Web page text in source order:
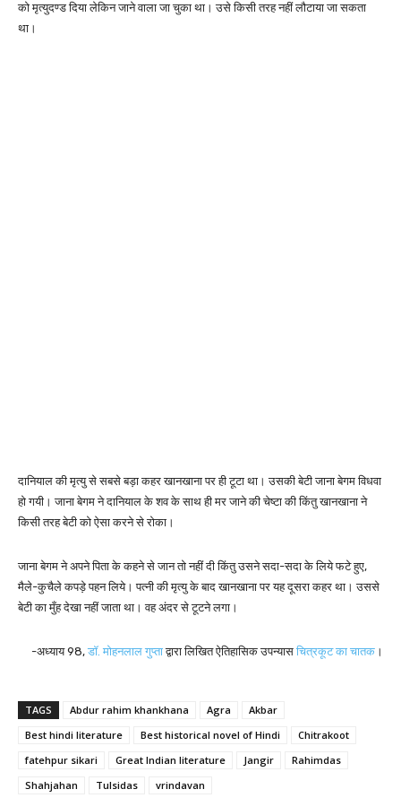
को मृत्युदण्ड दिया लेकिन जाने वाला जा चुका था। उसे किसी तरह नहीं लौटाया जा सकता
था।
दानियाल की मृत्यु से सबसे बड़ा कहर खानखाना पर ही टूटा था। उसकी बेटी जाना बेगम विधवा
हो गयी। जाना बेगम ने दानियाल के शव के साथ ही मर जाने की चेष्टा की किंतु खानखाना ने
किसी तरह बेटी को ऐसा करने से रोका।
जाना बेगम ने अपने पिता के कहने से जान तो नहीं दी किंतु उसने सदा-सदा के लिये फटे हुए,
मैले-कुचैले कपड़े पहन लिये। पत्नी की मृत्यु के बाद खानखाना पर यह दूसरा कहर था। उससे
बेटी का मुँह देखा नहीं जाता था। वह अंदर से टूटने लगा।
-अध्याय 98, डॉ. मोहनलाल गुप्ताद्वारा लिखित ऐतिहासिक उपन्यास चित्रकूट का चातक ।
TAGS Abdur rahim khankhana Agra
Akbar
Best hindi literature
Best historical novel of Hindi
Chitrakoot
fatehpur sikari
Great Indian literature Jangir
Rahimdas
Shahjahan
Tulsidas vrindavan